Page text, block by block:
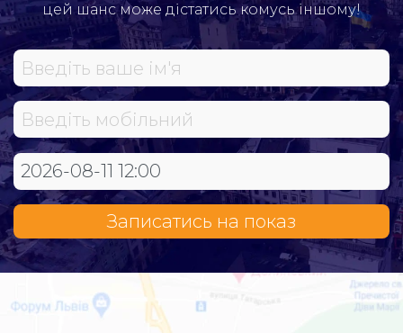
цей шанс може дістатись комусь іншому!
Записатись на показ